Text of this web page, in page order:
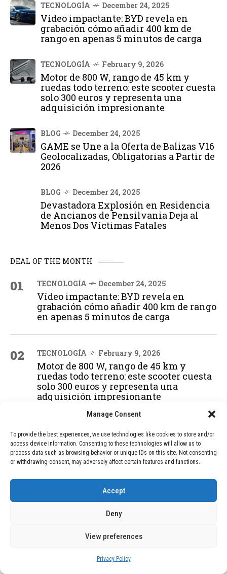
Manage Consent
To provide the best experiences, we use technologies like cookies to store and/or
access device information. Consenting to these technologies will allow us to
process data such as browsing behavior or unique IDs on this site. Not consenting
or withdrawing consent, may adversely affect certain features and functions.
Accept
Deny
View preferences
Privacy Policy
TECNOLOGÍA December 24, 2025
Vídeo impactante: BYD revela en
grabación cómo añadir 400 km de
rango en apenas 5 minutos de carga
TECNOLOGÍA February 9, 2026
Motor de 800 W, rango de 45 km y
ruedas todo terreno: este scooter cuesta
solo 300 euros y representa una
adquisición impresionante
BLOG December 24, 2025
GAME se Une a la Oferta de Balizas V16
Geolocalizadas, Obligatorias a Partir de
2026
BLOG December 24, 2025
Devastadora Explosión en Residencia
de Ancianos de Pensilvania Deja al
Menos Dos Víctimas Fatales
DEAL OF THE MONTH
01 TECNOLOGÍA December 24, 2025
Vídeo impactante: BYD revela en
grabación cómo añadir 400 km de rango
en apenas 5 minutos de carga
02 TECNOLOGÍA February 9, 2026
Motor de 800 W, rango de 45 km y
ruedas todo terreno: este scooter cuesta
solo 300 euros y representa una
adquisición impresionante
03 BLOG December 24, 2025
GAME se Une a la Oferta de Balizas V16
Geolocalizadas, Obligatorias a Partir de
2026
04 BLOG December 24, 2025
Devastadora Explosión en Residencia
Menos Dos Víctimas Fatales